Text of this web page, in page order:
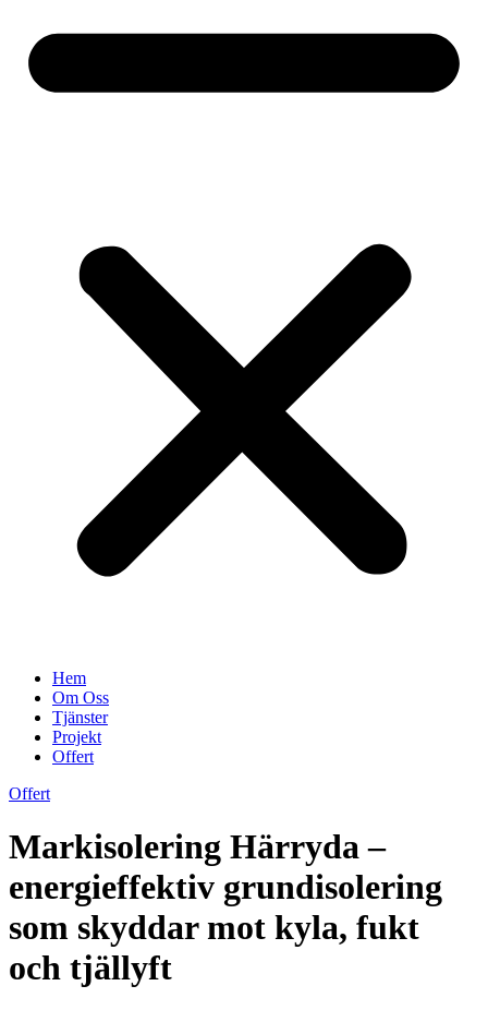
Hem
Om Oss
Tjänster
Projekt
Offert
Offert
Markisolering Härryda –
energieffektiv grundisolering
som skyddar mot kyla, fukt
och tjällyft